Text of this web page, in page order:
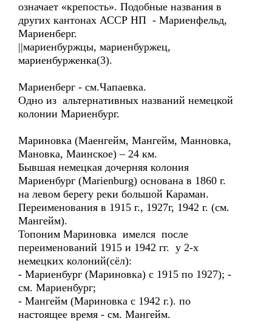
означает «крепость». Подобные названия в
других кантонах АССР НП - Мариенфельд,
Мариенберг.
||мариенбуржцы, мариенбуржец,
мариенбурженка(3).
Мариенберг - см.Чапаевка.
Одно из альтернативных названий немецкой
колонии Мариенбург.
Мариновка (Маенгейм, Мангейм, Манновка,
Мановка, Маинское) – 24 км.
Бывшая немецкая дочерняя колония
Мариенбург (Marienburg) основана в 1860 г.
на левом берегу реки большой Караман.
Переименования в 1915 г., 1927г, 1942 г. (см.
Мангейм).
Топоним Мариновка имелся после
переименований 1915 и 1942 гг. у 2-х
немецких колоний(сёл):
- Мариенбург (Мариновка) с 1915 по 1927); -
см. Мариенбург;
- Мангейм (Мариновка с 1942 г.). по
настоящее время - см. Мангейм.